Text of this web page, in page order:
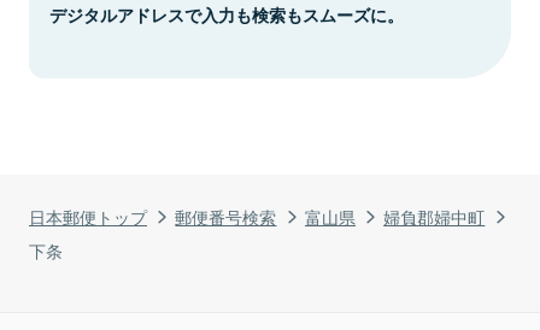
日本郵便トップ 郵便番号検索 富山県
婦負郡婦中町
下条
デジタルアドレスで入力も検索もスムーズに。